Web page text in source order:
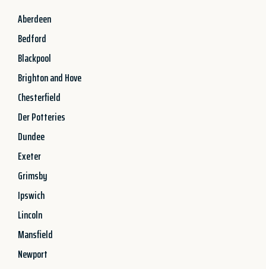
Aberdeen
Bedford
Blackpool
Brighton and Hove
Chesterfield
Der Potteries
Dundee
Exeter
Grimsby
Ipswich
Lincoln
Mansfield
Newport